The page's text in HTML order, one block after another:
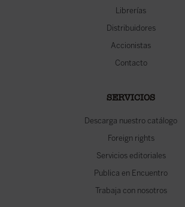
Librerías
Distribuidores
Accionistas
Contacto
SERVICIOS
Descarga nuestro catálogo
Foreign rights
Servicios editoriales
Publica en Encuentro
Trabaja con nosotros